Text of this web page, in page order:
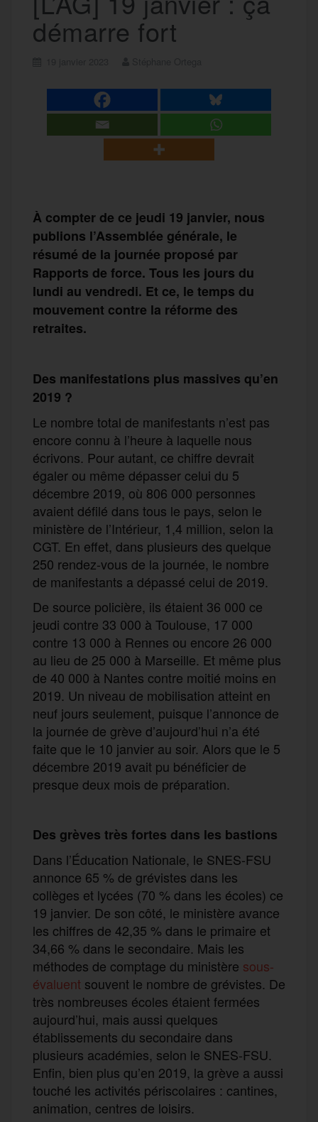
démarre fort
À compter de ce jeudi 19 janvier, nous
publions l’Assemblée générale, le
résumé de la journée proposé par
Rapports de force. Tous les jours du
lundi au vendredi. Et ce, le temps du
mouvement contre la réforme des
retraites.
Des manifestations plus massives qu’en
2019 ?
Le nombre total de manifestants n’est pas
encore connu à l’heure à laquelle nous
écrivons. Pour autant, ce chiffre devrait
égaler ou même dépasser celui du 5
décembre 2019, où 806 000 personnes
avaient défilé dans tous le pays, selon le
ministère de l’Intérieur, 1,4 million, selon la
CGT. En effet, dans plusieurs des quelque
250 rendez-vous de la journée, le nombre
de manifestants a dépassé celui de 2019.
De source policière, ils étaient 36 000 ce
jeudi contre 33 000 à Toulouse, 17 000
contre 13 000 à Rennes ou encore 26 000
au lieu de 25 000 à Marseille. Et même plus
de 40 000 à Nantes contre moitié moins en
2019. Un niveau de mobilisation atteint en
neuf jours seulement, puisque l’annonce de
la journée de grève d’aujourd’hui n’a été
faite que le 10 janvier au soir. Alors que le 5
décembre 2019 avait pu bénéficier de
presque deux mois de préparation.
Des grèves très fortes dans les bastions
Dans l’Éducation Nationale, le SNES-FSU
annonce 65 % de grévistes dans les
collèges et lycées (70 % dans les écoles) ce
19 janvier. De son côté, le ministère avance
les chiffres de 42,35 % dans le primaire et
34,66 % dans le secondaire. Mais les
méthodes de comptage du ministère sous-
évaluent souvent le nombre de grévistes. De
très nombreuses écoles étaient fermées
aujourd’hui, mais aussi quelques
établissements du secondaire dans
plusieurs académies, selon le SNES-FSU.
Enfin, bien plus qu’en 2019, la grève a aussi
touché les activités périscolaires : cantines,
animation, centres de loisirs.